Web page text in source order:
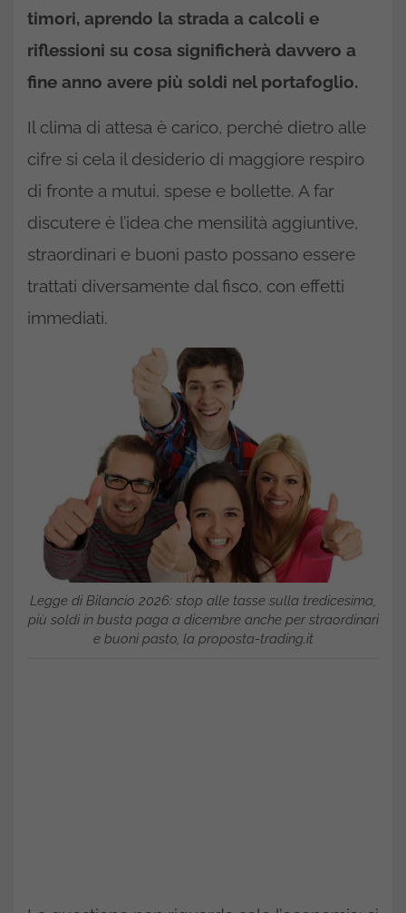
timori, aprendo la strada a calcoli e
riflessioni su cosa significherà davvero a
fine anno avere più soldi nel portafoglio.
Il clima di attesa è carico, perché dietro alle
cifre si cela il desiderio di maggiore respiro
di fronte a mutui, spese e bollette. A far
discutere è l’idea che mensilità aggiuntive,
straordinari e buoni pasto possano essere
trattati diversamente dal fisco, con effetti
immediati.
Legge di Bilancio 2026: stop alle tasse sulla tredicesima,
più soldi in busta paga a dicembre anche per straordinari
e buoni pasto, la proposta-trading.it